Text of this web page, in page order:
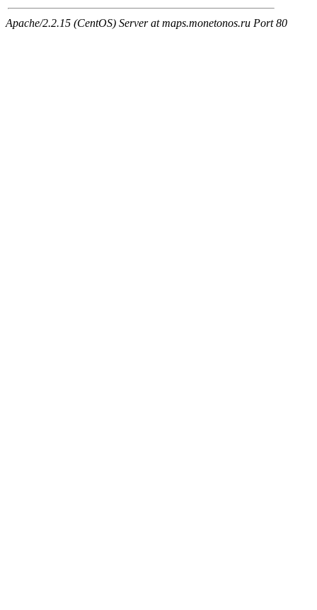
Apache/2.2.15 (CentOS) Server at maps.monetonos.ru Port 80